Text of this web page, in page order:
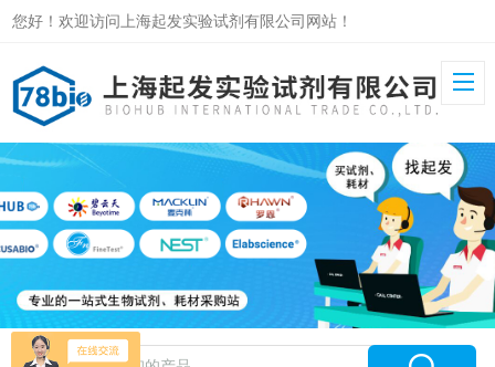
您好！欢迎访问上海起发实验试剂有限公司网站！